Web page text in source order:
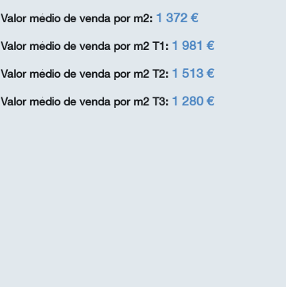
Valor médio de venda por m2: 1 372 €
Valor médio de venda por m2 T1: 1 981 €
Valor médio de venda por m2 T2: 1 513 €
Valor médio de venda por m2 T3: 1 280 €